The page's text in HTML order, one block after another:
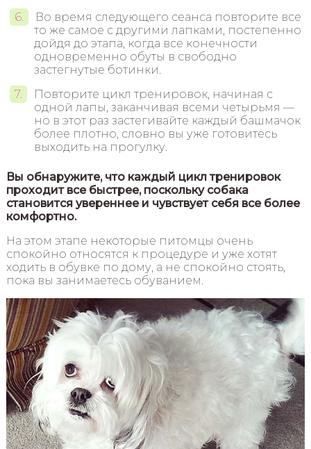
Во время следующего сеанса повторите все
то же самое с другими лапками, постепенно
дойдя до этапа, когда все конечности
одновременно обуты в свободно
застегнутые ботинки.
Повторите цикл тренировок, начиная с
одной лапы, заканчивая всеми четырьмя —
но в этот раз застегивайте каждый башмачок
более плотно, словно вы уже готовитесь
выходить на прогулку.
Вы обнаружите, что каждый цикл тренировок
проходит все быстрее, поскольку собака
становится увереннее и чувствует себя все более
комфортно.
На этом этапе некоторые питомцы очень
спокойно относятся к процедуре и уже хотят
ходить в обувке по дому, а не спокойно стоять,
пока вы занимаетесь обуванием.